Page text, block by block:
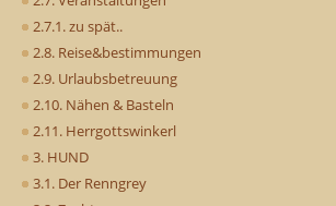
2.7.1. zu spät..
2.8. Reise&bestimmungen
2.9. Urlaubsbetreuung
2.10. Nähen & Basteln
2.11. Herrgottswinkerl
3. HUND
3.1. Der Renngrey